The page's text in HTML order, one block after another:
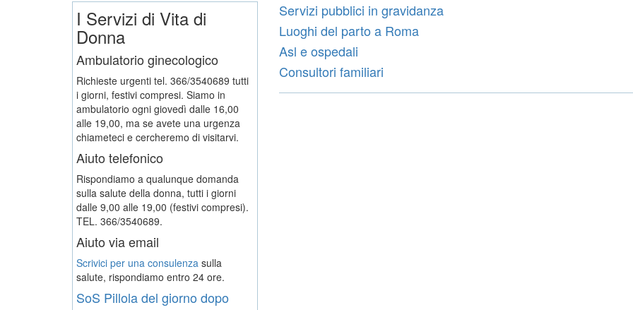
Servizi pubblici in gravidanza
Luoghi del parto a Roma
Asl e ospedali
Consultori familiari
I Servizi di Vita di
Donna
Ambulatorio ginecologico
Richieste urgenti tel. 366/3540689 tutti
i giorni, festivi compresi. Siamo in
ambulatorio ogni giovedì dalle 16,00
alle 19,00, ma se avete una urgenza
chiameteci e cercheremo di visitarvi.
Aiuto telefonico
Rispondiamo a qualunque domanda
sulla salute della donna, tutti i giorni
dalle 9,00 alle 19,00 (festivi compresi).
TEL. 366/3540689.
Aiuto via email
Scrivici per una consulenza sulla
salute, rispondiamo entro 24 ore.
SoS Pillola del giorno dopo